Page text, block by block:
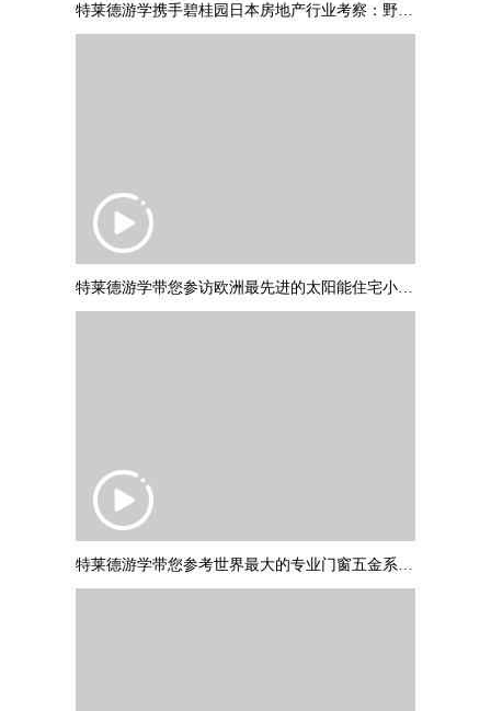
特莱德游学携手碧桂园日本房地产行业考察：野村不动产调研参访
特莱德游学带您参访欧洲最先进的太阳能住宅小区：德国弗莱堡“太阳船
特莱德游学带您参考世界最大的专业门窗五金系统制作商：德国诺托集团